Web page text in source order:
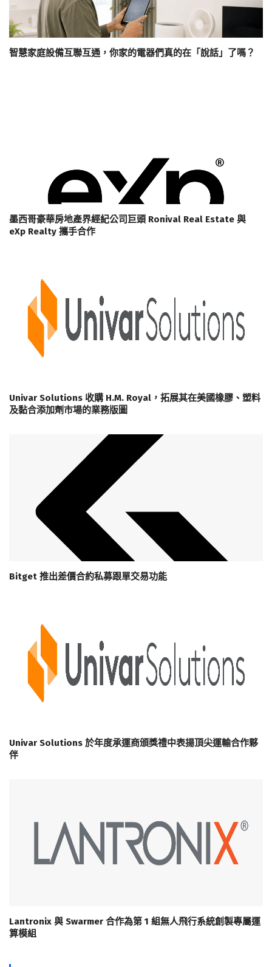
智慧家庭設備互聯互通，你家的電器們真的在「說話」了嗎？
墨西哥豪華房地產界經紀公司巨頭 Ronival Real Estate 與
eXp Realty 攜手合作
Univar Solutions 收購 H.M. Royal，拓展其在美國橡膠、塑料
及黏合添加劑市場的業務版圖
Bitget 推出差價合約私募跟單交易功能
Univar Solutions 於年度承運商頒獎禮中表揚頂尖運輸合作夥
伴
Lantronix 與 Swarmer 合作為第 1 組無人飛行系統創製專屬運
算模組